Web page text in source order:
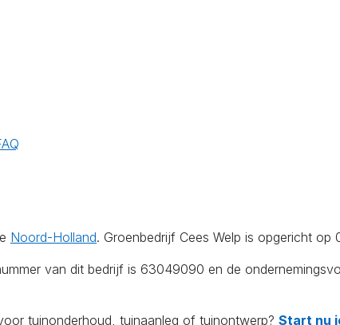
Noord-Holland. Groenbedrijf Cees Welp is opgericht op
van dit bedrijf is 63049090 en de
tuinonderhoud, tuinaanleg of tuinontwerp? Start nu